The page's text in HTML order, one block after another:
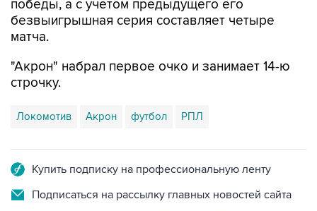
победы, а с учетом предыдущего его
безвыигрышная серия составляет четыре
матча.
"Акрон" набрал первое очко и занимает 14-ю
строчку.
Локомотив Акрон футбол РПЛ
Купить подписку на профессиональную ленту
Подписаться на рассылку главных новостей сайта